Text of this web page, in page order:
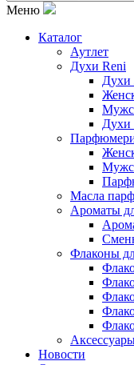
Меню
Каталог
Аутлет
Духи Reni
Духи
Духи
Масла
Ароматы
Флаконы
Новости